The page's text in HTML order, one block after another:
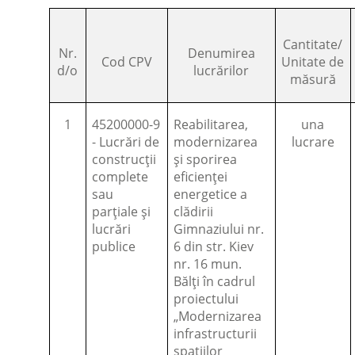
Nr.
d/o
Cod CPV
Denumirea
lucrărilor
Cantitate/
Unitate de
măsură
1
45200000-9
- Lucrări de
construcții
complete
sau
parțiale și
lucrări
publice
Reabilitarea,
modernizarea
și sporirea
eficienței
energetice a
clădirii
Gimnaziului nr.
6 din str. Kiev
nr. 16 mun.
Bălți în cadrul
proiectului
„Modernizarea
infrastructurii
spațiilor
una
lucrare